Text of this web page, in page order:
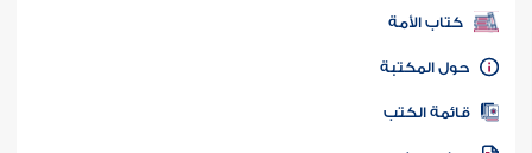
كتب PDF
كتاب الأمة
المكتبة